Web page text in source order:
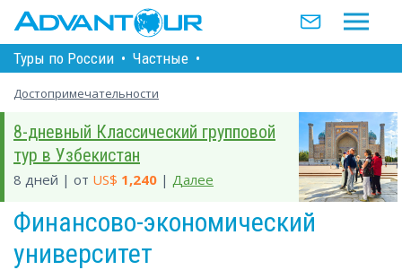
Туры по Росcии • Частные •
Достопримечательности
8-дневный Классический групповой
тур в Узбекистан
8 дней | от US$ 1,240 | Далее
Финансово-экономический
университет